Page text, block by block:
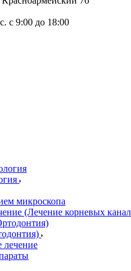
c 9:00 до 18:00
микроскопа
(Лечение корневых